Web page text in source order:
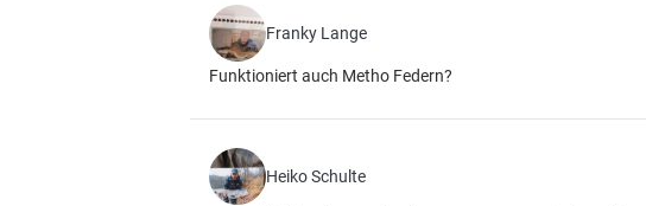
Franky Lange
Funktioniert auch Metho Federn?
Heiko Schulte